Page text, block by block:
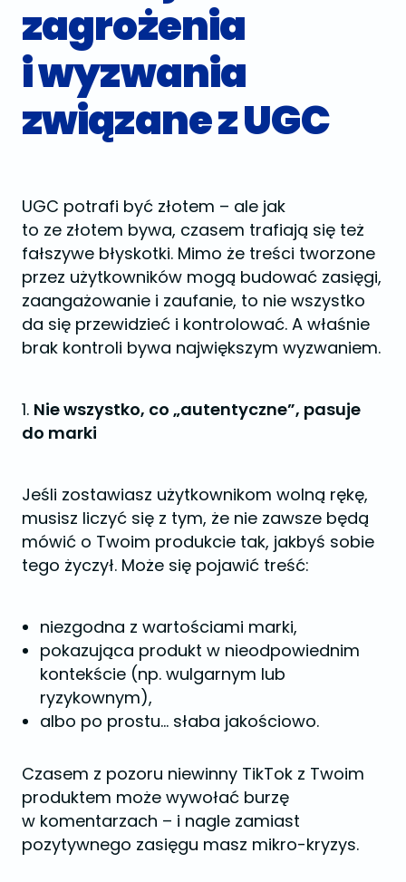
zagrożenia
i wyzwania
związane z UGC
UGC potrafi być złotem – ale jak
to ze złotem bywa, czasem trafiają się też
fałszywe błyskotki. Mimo że treści tworzone
przez użytkowników mogą budować zasięgi,
zaangażowanie i zaufanie, to nie wszystko
da się przewidzieć i kontrolować. A właśnie
brak kontroli bywa największym wyzwaniem.
1. Nie wszystko, co „autentyczne”, pasuje
do marki
Jeśli zostawiasz użytkownikom wolną rękę,
musisz liczyć się z tym, że nie zawsze będą
mówić o Twoim produkcie tak, jakbyś sobie
tego życzył. Może się pojawić treść:
niezgodna z wartościami marki,
pokazująca produkt w nieodpowiednim
kontekście (np. wulgarnym lub
ryzykownym),
albo po prostu… słaba jakościowo.
Czasem z pozoru niewinny TikTok z Twoim
produktem może wywołać burzę
w komentarzach – i nagle zamiast
pozytywnego zasięgu masz mikro-kryzys.